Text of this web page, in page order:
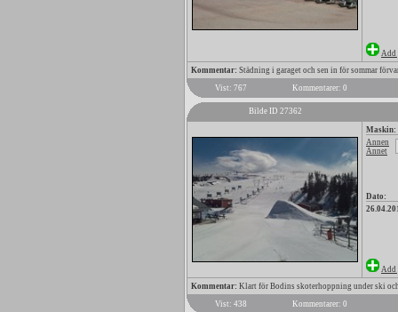
Add
Kommentar: Städning i garaget och sen in för sommar
Vist: 767
Kommentarer: 0
Bilde ID 27362
Maskin:
Annen
Annet
Dato:
Add
Kommentar: Klart för Bodins skoterhoppning under ski
Vist: 438
Kommentarer: 0